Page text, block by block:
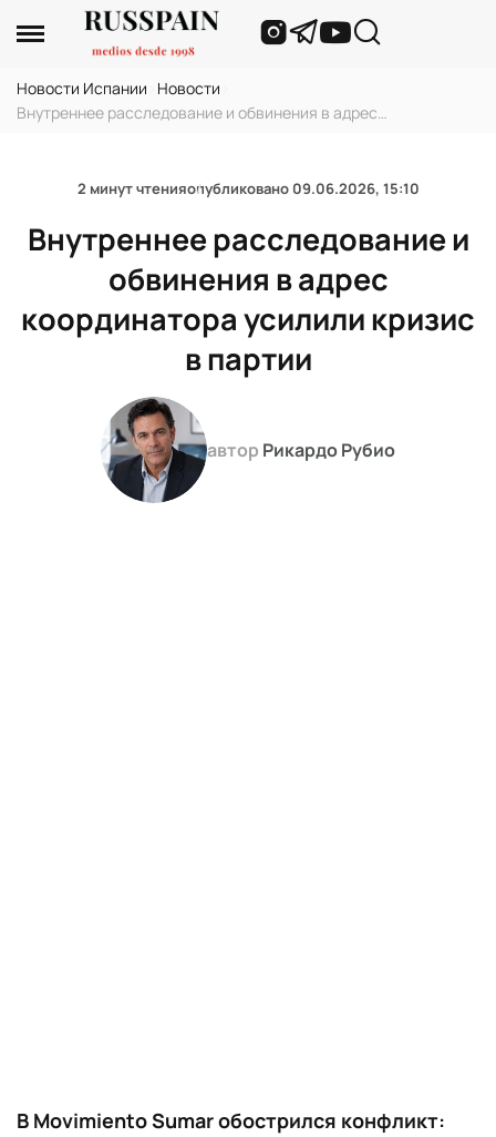
Новости Испании Новости
Внутреннее расследование и обвинения в адрес
2 минут чтенияопубликовано 09.06.2026, 15:10
Внутреннее расследование и
обвинения в адрес
координатора усилили кризис
в партии
автор Рикардо Рубио
В Movimiento Sumar обострился конфликт: